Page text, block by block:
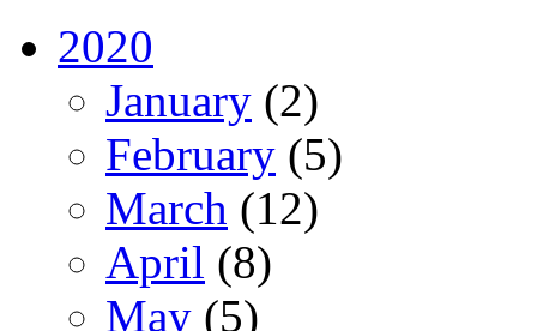
2020
January (2)
February (5)
March (12)
April (8)
May (5)